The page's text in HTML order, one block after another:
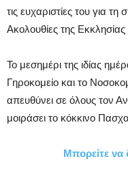
τις ευχαριστίες του για
Ακολουθίες της
Το μεσημέρι της ιδίας
Γηροκομείο και το
απευθύνει σε όλους τον
μοιράσει το κόκκινο
Μπορείτε να